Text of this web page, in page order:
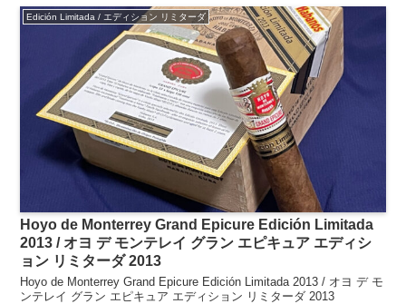
Edición Limitada / エディション リミターダ
Hoyo de Monterrey Grand Epicure Edición Limitada
2013 / オヨ デ モンテレイ グラン エピキュア エディシ
ョン リミターダ 2013
Hoyo de Monterrey Grand Epicure Edición Limitada 2013 / オヨ デ モ
ンテレイ グラン エピキュア エディション リミターダ 2013